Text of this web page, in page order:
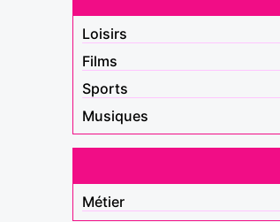
Loisirs
Films
Sports
Musiques
Métier